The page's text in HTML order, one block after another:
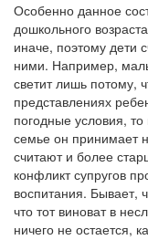
Особенно данное
дошкольного
иначе, поэтому дети
ними. Например,
светит лишь потому,
представлениях
погодные условия,
семье он принимает
считают и более
конфликт супругов
воспитания. Бывает,
что тот виноват в
ничего не остается,